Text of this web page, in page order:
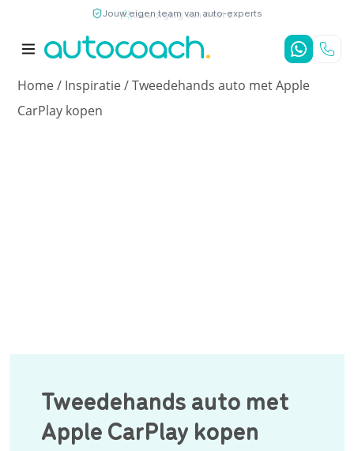
9,7/10 4,8/5
Jouw eigen team van auto-experts
Home/ Inspiratie/Tweedehands auto met Apple
CarPlay kopen
Tweedehands auto met
Apple CarPlay kopen